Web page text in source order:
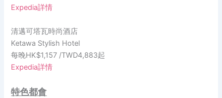
Expedia詳情
清邁可塔瓦時尚酒店
Ketawa Stylish Hotel
每晚HK$1,157 /TWD4,883起
Expedia詳情
特色都會